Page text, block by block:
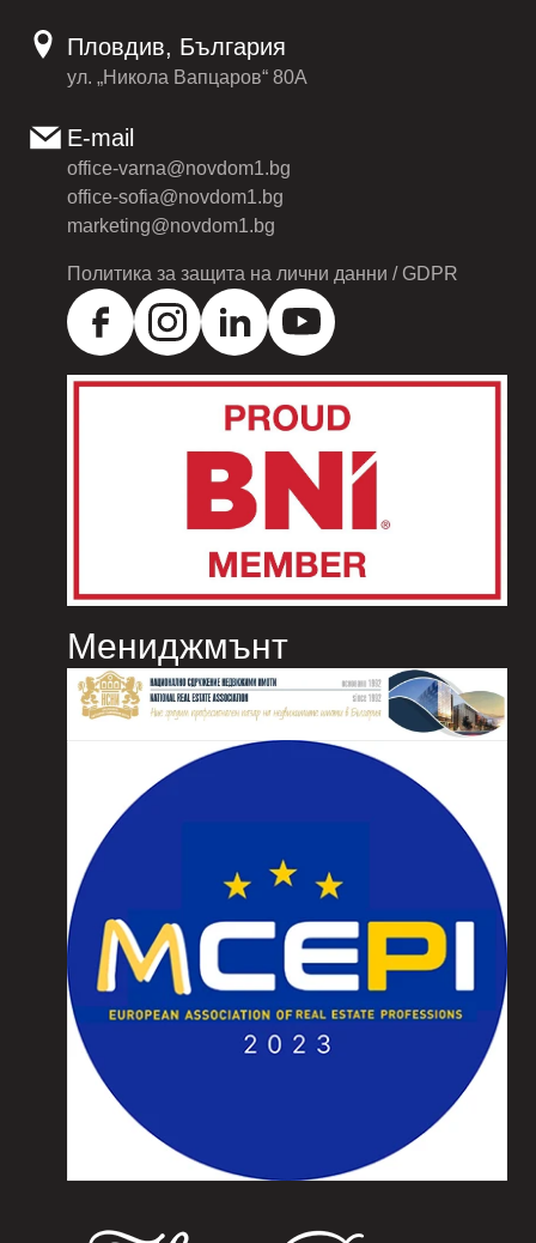
Пловдив, България
ул. „Никола Вапцаров“ 80А
E-mail
office-varna@novdom1.bg
office-sofia@novdom1.bg
marketing@novdom1.bg
Политика за защита на лични данни / GDPR
Мениджмънт